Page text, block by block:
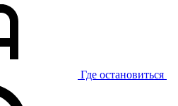
Где остановиться